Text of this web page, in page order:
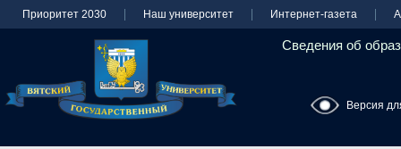
Приоритет 2030 Наш университет Интернет-газета
Сведения об
Версия